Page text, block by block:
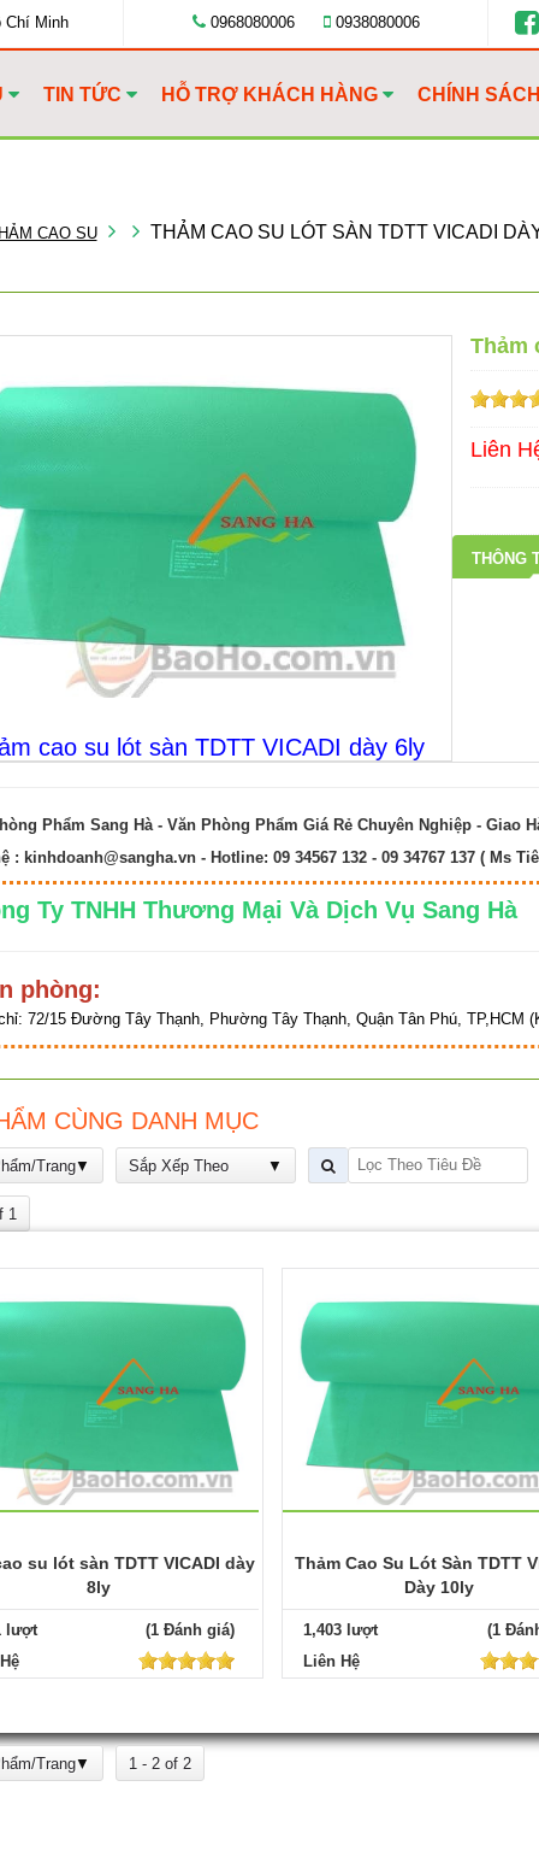
Chí Minh 0968080006 0938080006
TIN TỨC HỖ TRỢ KHÁCH HÀNG CHÍNH
CAO SU THẢM CAO SU LÓT SÀN TDTT VICADI
cao su lót sàn TDTT VICADI dày 6ly
Thảm
Liên
THÔNG
Phẩm Sang Hà - Văn Phòng Phẩm Giá Rẻ Chuyên Nghiệp - Giao
: kinhdoanh@sangha.vn- Hotline: 09 34567 132 - 09 34767 137 ( Ms
Ty TNHH Thương Mại Và Dịch Vụ Sang
phòng:
72/15 Đường Tây Thạnh, Phường Tây Thạnh, Quận Tân Phú, TP,HCM
CÙNG DANH MỤC
Trang Sắp Xếp Theo
1
su lót sàn TDTT VICADI dày
8ly
lượt
(1 Đánh giá)
Thảm Cao Su Lót Sàn TDTT
Dày 10ly
1,403 lượt
(1
Liên Hệ
Trang 1 - 2 of 2